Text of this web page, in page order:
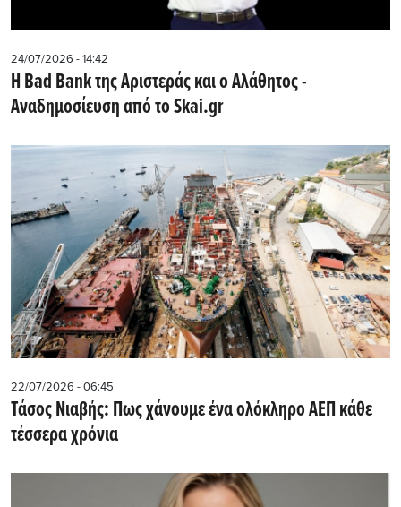
24/07/2026 - 14:42
Η Bad Bank της Αριστεράς και ο Αλάθητος -
Αναδημοσίευση από το Skai.gr
22/07/2026 - 06:45
Τάσος Νιαβής: Πως χάνουμε ένα ολόκληρο ΑΕΠ κάθε
τέσσερα χρόνια